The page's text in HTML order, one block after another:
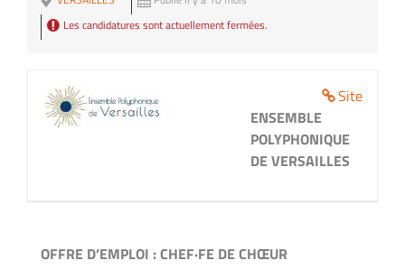
Les candidatures sont actuellement fermées.
Site
ENSEMBLE
POLYPHONIQUE
DE VERSAILLES
OFFRE D’EMPLOI : CHEF·FE DE CHŒUR